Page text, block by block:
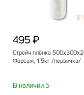
495 ₽
Стрейч плёнка
Форсаж, 1.5кг /первичка/
В наличии 5